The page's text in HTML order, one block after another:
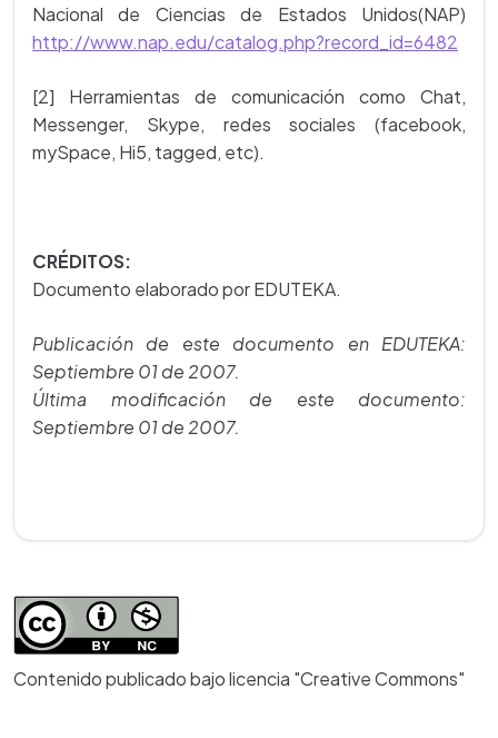
Nacional de Ciencias de Estados Unidos(NAP)
http://www.nap.edu/catalog.php?record_id=6482
[2] Herramientas de comunicación como Chat,
Messenger, Skype, redes sociales (facebook,
mySpace, Hi5, tagged, etc).
CRÉDITOS:
Documento elaborado por EDUTEKA.
Publicación de este documento en EDUTEKA:
Septiembre 01 de 2007.
Última modificación de este documento:
Septiembre 01 de 2007.
Contenido publicado bajo licencia "Creative Commons"